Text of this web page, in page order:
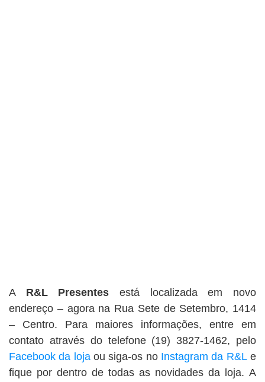
A R&L Presentesestá localizada em novo
endereço – agora na Rua Sete de Setembro, 1414
– Centro. Para maiores informações, entre em
contato através do telefone (19) 3827-1462, pelo
Facebook da lojaou siga-os no Instagram da R&Le
fique por dentro de todas as novidades da loja. A